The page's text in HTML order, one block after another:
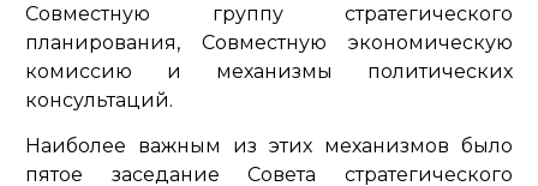
Совместную группу стратегического
планирования, Совместную экономическую
комиссию и механизмы политических
консультаций.
Наиболее важным из этих механизмов было
пятое заседание Совета стратегического